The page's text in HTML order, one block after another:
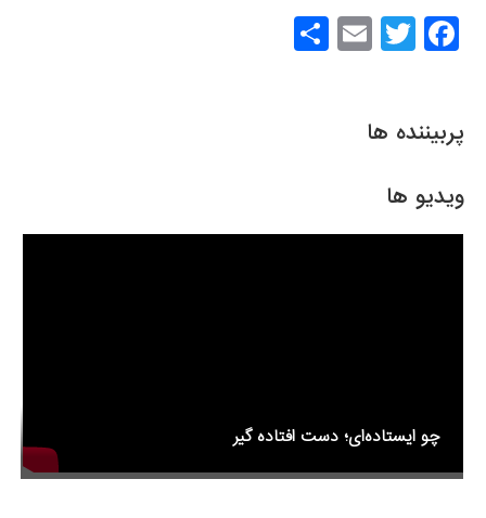
پربیننده ها
ویدیو ها
چو ایستاده‌ای؛ دست افتاده گیر
F
a
e
o
o
T
wi
er
E
m